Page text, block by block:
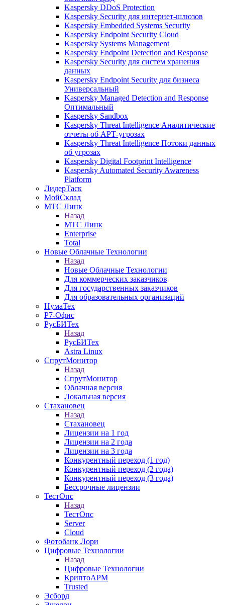
Kaspersky DDoS Protection
Kaspersky Security для интернет-шлюзов
Kaspersky Embedded Systems Security
Kaspersky Endpoint Security Cloud
Kaspersky Systems Management
Kaspersky Endpoint Detection and Response
Kaspersky Security для систем хранения
данных
Kaspersky Endpoint Security для бизнеса
Универсальный
Kaspersky Managed Detection and Response
Оптимальный
Kaspersky Sandbox
Kaspersky Threat Intelligence Аналитические
отчеты об АРТ-угрозах
Kaspersky Threat Intelligence Потоки данных
об угрозах
Kaspersky Digital Footprint Intelligence
Kaspersky Automated Security Awareness
Platform
ЛидерТаск
МойСклад
МТС Линк
Назад
МТС Линк
Enterprise
Total
Новые Облачные Технологии
Назад
Новые Облачные Технологии
Для коммерческих заказчиков
Для государственных заказчиков
Для образовательных организаций
НумаТех
Р7-Офис
РусБИТех
Назад
РусБИТех
Astra Linux
СпрутМонитор
Назад
СпрутМонитор
Облачная версия
Локальная версия
Стахановец
Назад
Стахановец
Лицензии на 1 год
Лицензии на 2 года
Лицензии на 3 года
Конкурентный переход (1 год)
Конкурентный переход (2 года)
Конкурентный переход (3 года)
Бессрочные лицензии
ТестОпс
Назад
ТестОпс
Server
Cloud
Фотобанк Лори
Цифровые Технологии
Назад
Цифровые Технологии
КриптоАРМ
Trusted
Эсборд